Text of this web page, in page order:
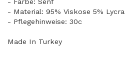
- Material: 95% Viskose 5% Lycra
- Pflegehinweise: 30c
Made In Turkey